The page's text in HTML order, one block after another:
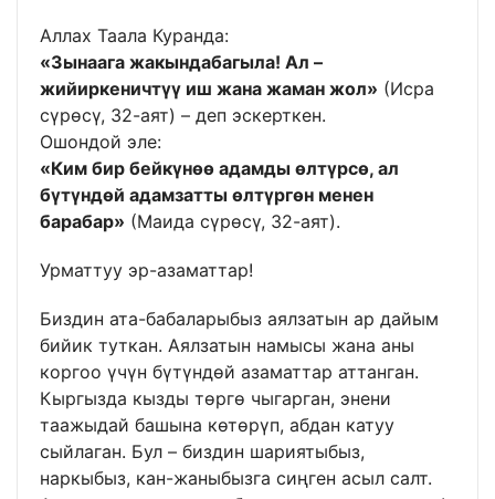
Аллах Таала Куранда:
«Зынаага жакындабагыла! Ал –
жийиркеничтүү иш жана жаман жол» (Исра
сүрөсү, 32-аят) – деп эскерткен.
Ошондой эле:
«Ким бир бейкүнөө адамды өлтүрсө, ал
бүтүндөй адамзатты өлтүргөн менен
барабар» (Маида сүрөсү, 32-аят).
Урматтуу эр-азаматтар!
Биздин ата-бабаларыбыз аялзатын ар дайым
бийик туткан. Аялзатын намысы жана аны
коргоо үчүн бүтүндөй азаматтар аттанган.
Кыргызда кызды төргө чыгарган, энени
таажыдай башына көтөрүп, абдан катуу
сыйлаган. Бул – биздин шариятыбыз,
наркыбыз, кан-жаныбызга сиңген асыл салт.